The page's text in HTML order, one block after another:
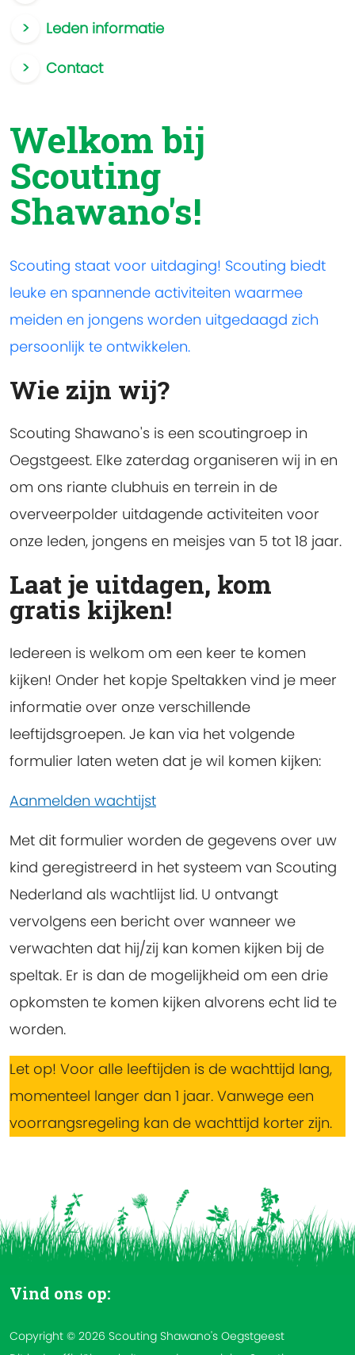
Leden informatie
Contact
Welkom bij
Scouting
Shawano's!
Scouting staat voor uitdaging! Scouting biedt
leuke en spannende activiteiten waarmee
meiden en jongens worden uitgedaagd zich
persoonlijk te ontwikkelen.
Wie zijn wij?
Scouting Shawano's is een scoutingroep in
Oegstgeest. Elke zaterdag organiseren wij in en
om ons riante clubhuis en terrein in de
overveerpolder uitdagende activiteiten voor
onze leden, jongens en meisjes van 5 tot 18 jaar.
Laat je uitdagen, kom
gratis kijken!
Iedereen is welkom om een keer te komen
kijken! Onder het kopje Speltakken vind je meer
informatie over onze verschillende
leeftijdsgroepen. Je kan via het volgende
formulier laten weten dat je wil komen kijken:
Aanmelden wachtijst
Met dit formulier worden de gegevens over uw
kind geregistreerd in het systeem van Scouting
Nederland als wachtlijst lid. U ontvangt
vervolgens een bericht over wanneer we
verwachten dat hij/zij kan komen kijken bij de
speltak. Er is dan de mogelijkheid om een drie
opkomsten te komen kijken alvorens echt lid te
worden.
Let op! Voor alle leeftijden is de wachttijd lang,
momenteel langer dan 1 jaar. Vanwege een
voorrangsregeling kan de wachttijd korter zijn.
Vind ons op:
Copyright © 2026 Scouting Shawano's Oegstgeest